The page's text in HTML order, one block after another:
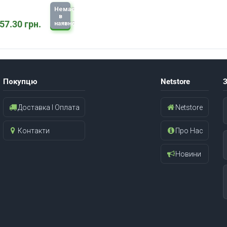
грн.
Немає
в
наявності
Покупцю
Доставка І Оплата
Контакти
Netstore
Netstore
Про Нас
Новини